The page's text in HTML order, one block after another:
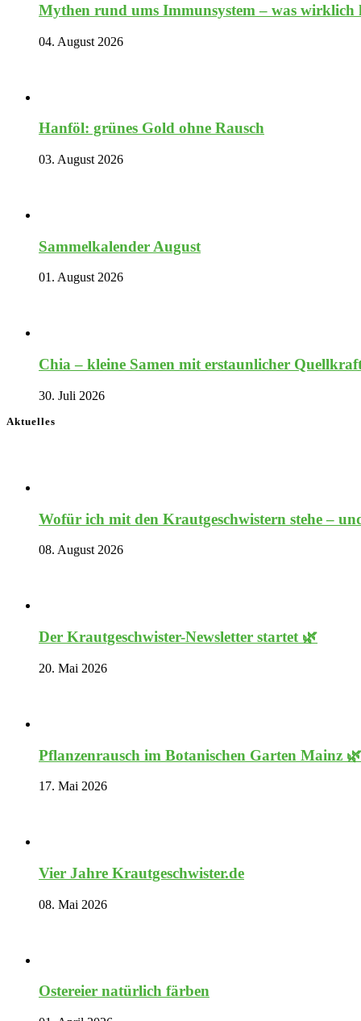
Mythen rund ums Immunsystem – was
04. August 2026
Hanföl: grünes Gold ohne Rausch
03. August 2026
Sammelkalender August
01. August 2026
Chia – kleine Samen mit erstaunlicher
30. Juli 2026
Aktuelles
Wofür ich mit den Krautgeschwistern stehe –
08. August 2026
Der Krautgeschwister-Newsletter startet 🌿
20. Mai 2026
Pflanzenrausch im Botanischen Garten Mainz 🌿
17. Mai 2026
Vier Jahre Krautgeschwister.de
08. Mai 2026
Ostereier natürlich färben